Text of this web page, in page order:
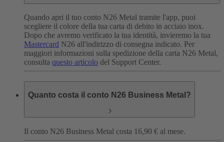
Quando apri il tuo conto N26 Metal tramite l'app, puoi
scegliere il colore della tua carta di debito in acciaio inox.
Dopo che avremo verificato la tua identità, invieremo la tua
Mastercard N26 all'indirizzo di consegna indicato. Per
maggiori informazioni sulla spedizione della carta N26 Metal,
consulta questo articolo del Support Center.
Quanto costa il conto N26 Business Metal?
Il conto N26 Business Metal costa 16,90 € al mese.